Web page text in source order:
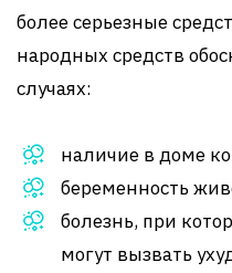
более серьезные
народных средств
случаях:
наличие в доме
беременность
болезнь, при
могут вызвать